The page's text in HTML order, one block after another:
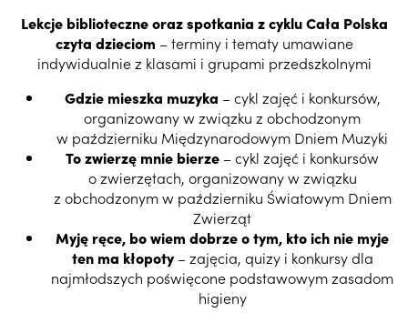
Lekcje biblioteczne oraz spotkania z cyklu Cała Polska
czyta dzieciom – terminy i tematy umawiane
indywidualnie z klasami i grupami przedszkolnymi
Gdzie mieszka muzyka – cykl zajęć i konkursów,
organizowany w związku z obchodzonym
w październiku Międzynarodowym Dniem Muzyki
To zwierzę mnie bierze – cykl zajęć i konkursów
o zwierzętach, organizowany w związku
z obchodzonym w październiku Światowym Dniem
Zwierząt
Myję ręce, bo wiem dobrze o tym, kto ich nie myje
ten ma kłopoty– zajęcia, quizy i konkursy dla
najmłodszych poświęcone podstawowym zasadom
higieny